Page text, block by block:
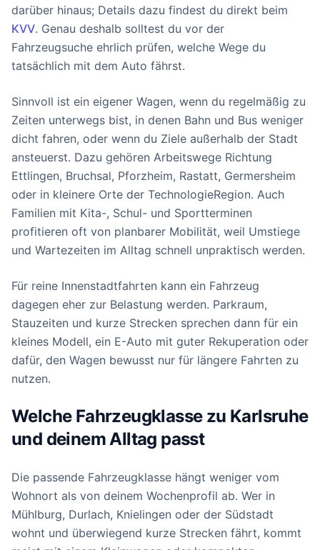
darüber hinaus; Details dazu findest du direkt beim
KVV. Genau deshalb solltest du vor der
Fahrzeugsuche ehrlich prüfen, welche Wege du
tatsächlich mit dem Auto fährst.
Sinnvoll ist ein eigener Wagen, wenn du regelmäßig zu
Zeiten unterwegs bist, in denen Bahn und Bus weniger
dicht fahren, oder wenn du Ziele außerhalb der Stadt
ansteuerst. Dazu gehören Arbeitswege Richtung
Ettlingen, Bruchsal, Pforzheim, Rastatt, Germersheim
oder in kleinere Orte der TechnologieRegion. Auch
Familien mit Kita-, Schul- und Sportterminen
profitieren oft von planbarer Mobilität, weil Umstiege
und Wartezeiten im Alltag schnell unpraktisch werden.
Für reine Innenstadtfahrten kann ein Fahrzeug
dagegen eher zur Belastung werden. Parkraum,
Stauzeiten und kurze Strecken sprechen dann für ein
kleines Modell, ein E-Auto mit guter Rekuperation oder
dafür, den Wagen bewusst nur für längere Fahrten zu
nutzen.
Welche Fahrzeugklasse zu Karlsruhe
und deinem Alltag passt
Die passende Fahrzeugklasse hängt weniger vom
Wohnort als von deinem Wochenprofil ab. Wer in
Mühlburg, Durlach, Knielingen oder der Südstadt
wohnt und überwiegend kurze Strecken fährt, kommt